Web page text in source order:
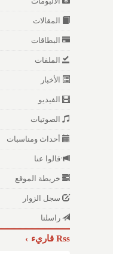
المقالات
البطاقات
الملفات
الأخبار
الفيديو
الصوتيات
أحداث ومناسبات
قالوا عنا
خريطة الموقع
سجل الزوار
راسلنا
Rss قاريء